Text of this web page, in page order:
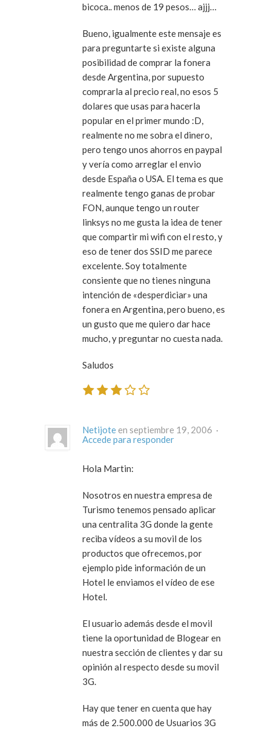
bicoca.. menos de 19 pesos… ajjj…
Bueno, igualmente este mensaje es
para preguntarte si existe alguna
posibilidad de comprar la fonera
desde Argentina, por supuesto
comprarla al precio real, no esos 5
dolares que usas para hacerla
popular en el primer mundo :D,
realmente no me sobra el dinero,
pero tengo unos ahorros en paypal
y vería como arreglar el envio
desde España o USA. El tema es que
realmente tengo ganas de probar
FON, aunque tengo un router
linksys no me gusta la idea de tener
que compartir mi wifi con el resto, y
eso de tener dos SSID me parece
excelente. Soy totalmente
consiente que no tienes ninguna
intención de «desperdiciar» una
fonera en Argentina, pero bueno, es
un gusto que me quiero dar hace
mucho, y preguntar no cuesta nada.
Saludos
Netijote
en septiembre 19, 2006 ·
Accede para responder
Hola Martin:
Nosotros en nuestra empresa de
Turismo tenemos pensado aplicar
una centralita 3G donde la gente
reciba vídeos a su movil de los
productos que ofrecemos, por
ejemplo pide información de un
Hotel le enviamos el vídeo de ese
Hotel.
El usuario además desde el movil
tiene la oportunidad de Blogear en
nuestra sección de clientes y dar su
opinión al respecto desde su movil
3G.
Hay que tener en cuenta que hay
más de 2.500.000 de Usuarios 3G